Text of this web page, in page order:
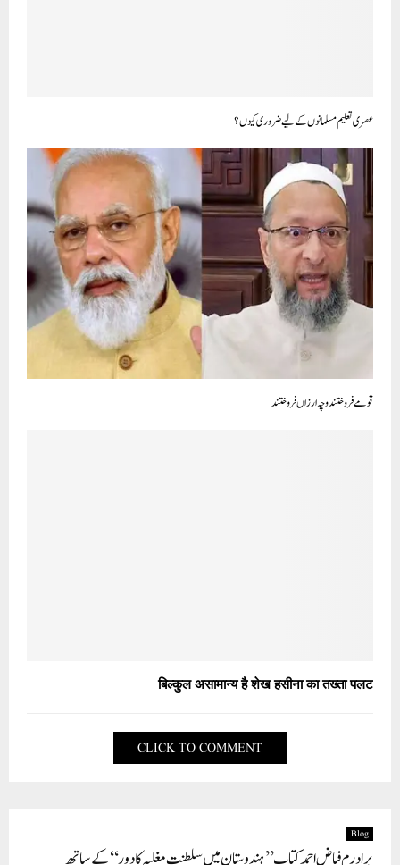
عصری تعلیم مسلمانوں کے لیے ضروری کیوں؟
قومے فروختند و چہ ارزاں فروختند
बिल्कुल असामान्य है शेख हसीना का तख्ता पलट
CLICK TO COMMENT
Blog
برادرم فیاض احمد کتاب ’’ہندوستان میں سلطنت مغلیہ کا دور ‘‘ کے ساتھ